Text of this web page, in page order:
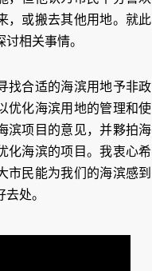
，或搬去其他用地。就
相关事情。
找合适的海滨用地予非
优化海滨用地的管理和
滨项目的意见，并夥拍
化海滨的项目。我衷心
市民能为我们的海滨感
处。